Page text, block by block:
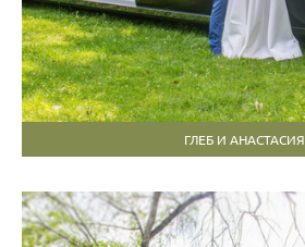
ГЛЕБ И АНАСТАСИЯ